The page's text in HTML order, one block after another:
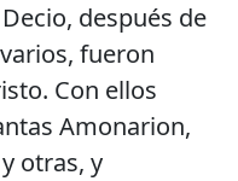
después de
fueron
Con ellos
Amonarion,
otras, y